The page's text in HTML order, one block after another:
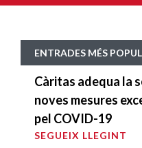
ENTRADES MÉS
Càritas adequa la
noves mesures
pel COVID-19
SEGUEIX LLEGINT